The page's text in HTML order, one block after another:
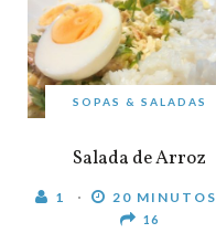
SOPAS & SALADAS
Salada de Arroz
1 20 MINUTOS
16